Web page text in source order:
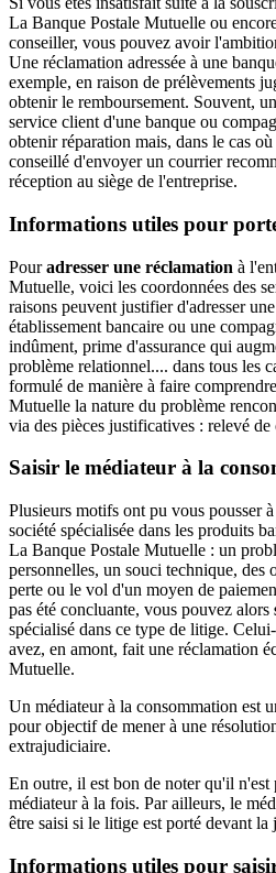
La Banque Postale Mutuelle ou
conseiller, vous pouvez avoir
Une réclamation adressée à une
exemple, en raison de prélèvements
obtenir le remboursement. Souvent,
service client d'une banque ou
obtenir réparation mais, dans le cas
conseillé d'envoyer un courrier
réception au siège de l'entreprise.
Informations utiles pour
Pouradresser une réclamation à
Mutuelle, voici les coordonnées des
raisons peuvent justifier d'adresser
établissement bancaire ou une
indûment, prime d'assurance qui
problème relationnel.... dans tous les
formulé de manière à faire
Mutuelle la nature du problème
via des pièces justificatives : relevé de
Saisir le médiateur à la
Plusieurs motifs ont pu vous pousser à
société spécialisée dans les produits
La Banque Postale Mutuelle : un
personnelles, un souci technique, des
perte ou le vol d'un moyen de
pas été concluante, vous pouvez alors
spécialisé dans ce type de litige.
avez, en amont, fait une réclamation
Mutuelle.
Un médiateur à la consommation est
pour objectif de mener à une
extrajudiciaire.
En outre, il est bon de noter qu'il n'est
médiateur à la fois. Par ailleurs, le
être saisi si le litige est porté devant la
Informations utiles pour